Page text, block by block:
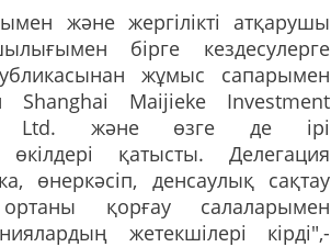
және жергілікті атқарушы
бірге кездесулерге
жұмыс сапарымен
Shanghai Maijieke Investment
Ltd. және өзге де ірі
қатысты. Делегация
өнеркәсіп, денсаулық сақтау
қорғау салаларымен
жетекшілері кірді",-